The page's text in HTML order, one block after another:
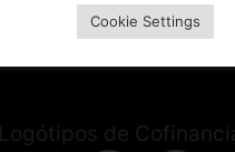
Cookie Settings